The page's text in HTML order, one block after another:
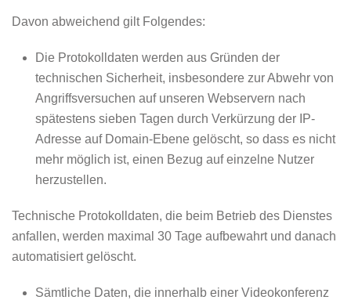
Davon abweichend gilt Folgendes:
Die Protokolldaten werden aus Gründen der
technischen Sicherheit, insbesondere zur Abwehr von
Angriffsversuchen auf unseren Webservern nach
spätestens sieben Tagen durch Verkürzung der IP-
Adresse auf Domain-Ebene gelöscht, so dass es nicht
mehr möglich ist, einen Bezug auf einzelne Nutzer
herzustellen.
Technische Protokolldaten, die beim Betrieb des Dienstes
anfallen, werden maximal 30 Tage aufbewahrt und danach
automatisiert gelöscht.
Sämtliche Daten, die innerhalb einer Videokonferenz